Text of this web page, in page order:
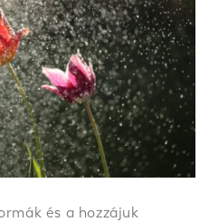
és a hozzájuk